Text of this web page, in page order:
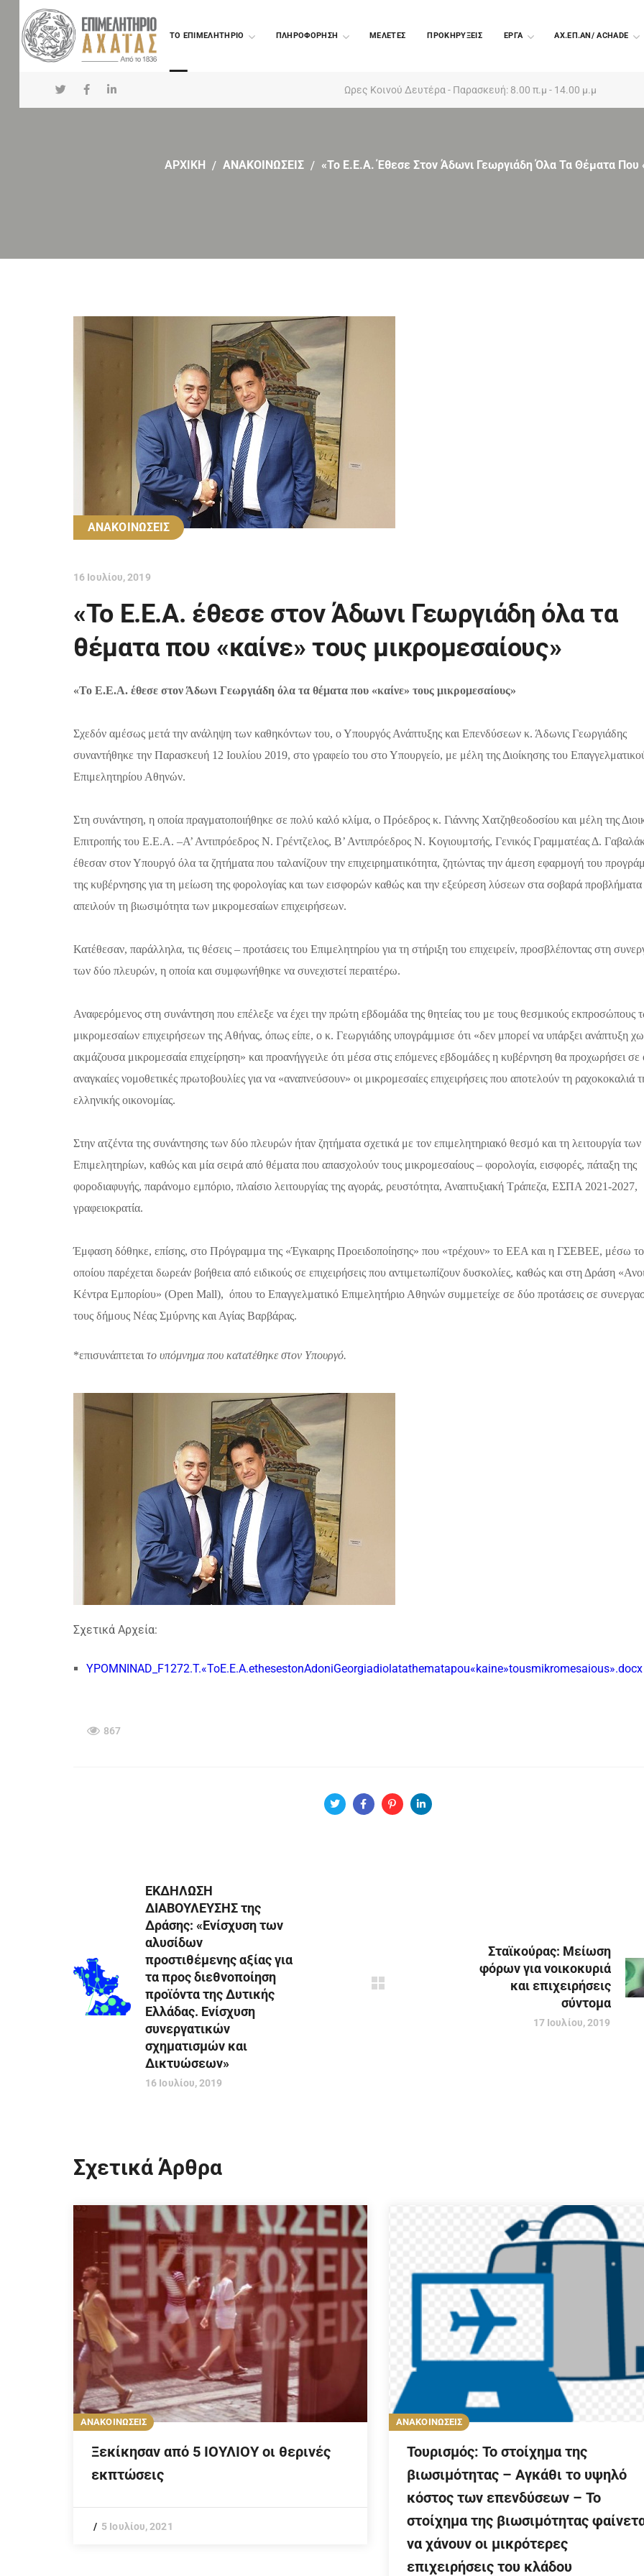
TO ΕΠΙΜΕΛΗΤΗΡΙΟ ΠΛΗΡΟΦΟΡΗΣΗ ΜΕΛΕΤΕΣ ΠΡΟΚΗΡΥΞΕΙΣ EΡΓΑ ΑΧ.ΕΠ.ΑΝ/ ACHADE
Ωρες Κοινού Δευτέρα - Παρασκευή: 8.00 π.μ - 14.00 μ.μ
ΑΡΧΙΚΗ ΑΝΑΚΟΙΝΩΣΕΙΣ «Το Ε.Ε.Α. Έθεσε Στον Άδωνι Γεωργιάδη Όλα Τα Θέματα Που
ΑΝΑΚΟΙΝΩΣΕΙΣ
16 Ιουλίου, 2019
«Το Ε.Ε.Α. έθεσε στον Άδωνι Γεωργιάδη όλα τα
θέματα που «καίνε» τους μικρομεσαίους»
«Το Ε.Ε.Α. έθεσε στον Άδωνι Γεωργιάδη όλα τα θέματα που «καίνε» τους μικρομεσαίους»
Σχεδόν αμέσως μετά την ανάληψη των καθηκόντων του, ο Υπουργός Ανάπτυξης και Επενδύσεων κ. Άδωνις Γεωργιάδης
συναντήθηκε την Παρασκευή 12 Ιουλίου 2019, στο γραφείο του στο Υπουργείο, με μέλη της Διοίκησης του
Επιμελητηρίου Αθηνών.
Στη συνάντηση, η οποία πραγματοποιήθηκε σε πολύ καλό κλίμα, ο Πρόεδρος κ. Γιάννης Χατζηθεοδοσίου και μέλη της
Επιτροπής του Ε.Ε.Α. –Α’ Αντιπρόεδρος Ν. Γρέντζελος, Β’ Αντιπρόεδρος Ν. Κογιουμτσής, Γενικός Γραμματέας Δ.
έθεσαν στον Υπουργό όλα τα ζητήματα που ταλανίζουν την επιχειρηματικότητα, ζητώντας την άμεση εφαρμογή του
της κυβέρνησης για τη μείωση της φορολογίας και των εισφορών καθώς και την εξεύρεση λύσεων στα σοβαρά
απειλούν τη βιωσιμότητα των μικρομεσαίων επιχειρήσεων.
Κατέθεσαν, παράλληλα, τις θέσεις – προτάσεις του Επιμελητηρίου για τη στήριξη του επιχειρείν, προσβλέποντας στη
των δύο πλευρών, η οποία και συμφωνήθηκε να συνεχιστεί περαιτέρω.
Αναφερόμενος στη συνάντηση που επέλεξε να έχει την πρώτη εβδομάδα της θητείας του με τους θεσμικούς εκπροσώπους
μικρομεσαίων επιχειρήσεων της Αθήνας, όπως είπε, ο κ. Γεωργιάδης υπογράμμισε ότι «δεν μπορεί να υπάρξει ανάπτυξη
ακμάζουσα μικρομεσαία επιχείρηση» και προανήγγειλε ότι μέσα στις επόμενες εβδομάδες η κυβέρνηση θα προχωρήσει σε
αναγκαίες νομοθετικές πρωτοβουλίες για να «αναπνεύσουν» οι μικρομεσαίες επιχειρήσεις που αποτελούν τη ραχοκοκαλιά
ελληνικής οικονομίας.
Στην ατζέντα της συνάντησης των δύο πλευρών ήταν ζητήματα σχετικά με τον επιμελητηριακό θεσμό και τη λειτουργία των
Επιμελητηρίων, καθώς και μία σειρά από θέματα που απασχολούν τους μικρομεσαίους – φορολογία, εισφορές, πάταξη της
φοροδιαφυγής, παράνομο εμπόριο, πλαίσιο λειτουργίας της αγοράς, ρευστότητα, Αναπτυξιακή Τράπεζα, ΕΣΠΑ 2021-2027,
γραφειοκρατία.
Έμφαση δόθηκε, επίσης, στο Πρόγραμμα της «Έγκαιρης Προειδοποίησης» που «τρέχουν» το ΕΕΑ και η ΓΣΕΒΕΕ, μέσω
οποίου παρέχεται δωρεάν βοήθεια από ειδικούς σε επιχειρήσεις που αντιμετωπίζουν δυσκολίες, καθώς και στη Δράση
Κέντρα Εμπορίου» (Open Mall), όπου το Επαγγελματικό Επιμελητήριο Αθηνών συμμετείχε σε δύο προτάσεις σε
τους δήμους Νέας Σμύρνης και Αγίας Βαρβάρας.
*επισυνάπτεται το υπόμνημα που κατατέθηκε στον Υπουργό.
Σχετικά Αρχεία:
YPOMNINAD_F1272.T.«ToE.E.A.ethesestonAdoniGeorgiadiolatathematapou«kaine»tousmikromesaious».docx
867
ΕΚΔΗΛΩΣΗ
ΔΙΑΒΟΥΛΕΥΣΗΣ της
Δράσης: «Ενίσχυση των
αλυσίδων
προστιθέμενης αξίας για
τα προς διεθνοποίηση
προϊόντα της Δυτικής
Ελλάδας. Ενίσχυση
συνεργατικών
σχηματισμών και
Δικτυώσεων»
16 Ιουλίου, 2019
Σταϊκούρας: Μείωση
φόρων για νοικοκυριά
και επιχειρήσεις
σύντομα
17 Ιουλίου, 2019
Σχετικά Άρθρα
ΑΝΑΚΟΙΝΩΣΕΙΣ
Ξεκίκησαν από 5 ΙΟΥΛΙΟΥ οι θερινές
εκπτώσεις
5 Ιουλίου, 2021
ΑΝΑΚΟΙΝΩΣΕΙΣ
Τουρισμός: Το στοίχημα της
βιωσιμότητας – Αγκάθι το υψηλό
κόστος των επενδύσεων – Το
στοίχημα της βιωσιμότητας
να χάνουν οι μικρότερες
επιχειρήσεις του κλάδου